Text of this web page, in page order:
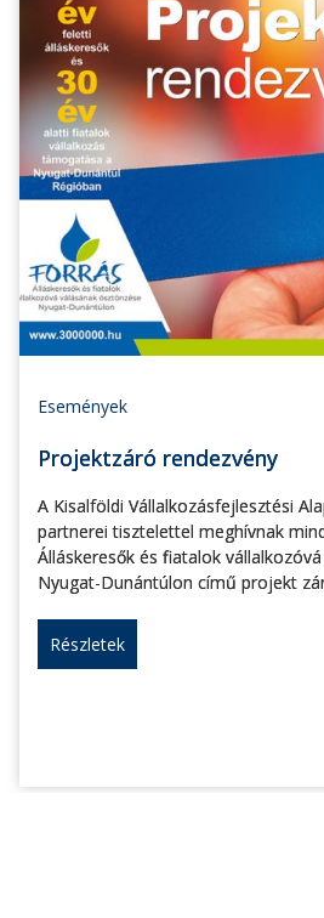
Események
Projektzáró rendezvény
A Kisalföldi Vállalkozásfejlesztési
partnerei tisztelettel meghívnak
Álláskeresők és fiatalok
Nyugat-Dunántúlon című projekt
Részletek